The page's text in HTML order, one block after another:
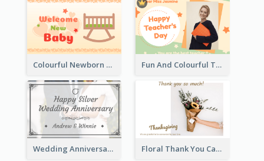
Colourful Newborn Baby Greeting Card Fun And Colourful Teacher's Day Greeting Card
Wedding Anniversary Greeting Card Floral Thank You Card